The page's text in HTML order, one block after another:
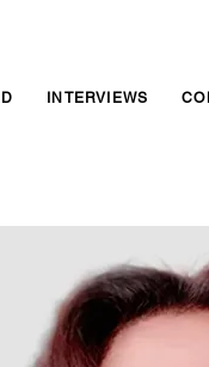
INTERVIEWS